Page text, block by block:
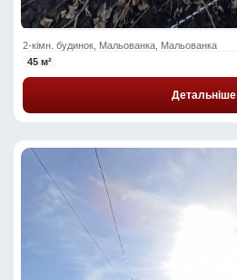
2-кімн. будинок, Мальованка, Мальованка
45 м²
Детальніше